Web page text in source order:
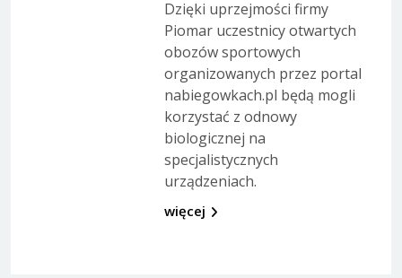
Dzięki uprzejmości firmy
Piomar uczestnicy otwartych
obozów sportowych
organizowanych przez portal
nabiegowkach.pl będą mogli
korzystać z odnowy
biologicznej na
specjalistycznych
urządzeniach.
więcej